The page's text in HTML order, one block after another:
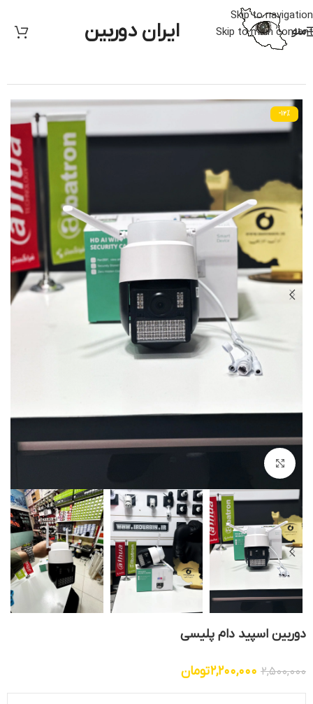
Skip to navigation
Skip to main content
منو ایران دوربین
-12%
بزرگنمایی تصویر
دوربین اسپید دام پلیسی
2,500,000
2,200,000تومان